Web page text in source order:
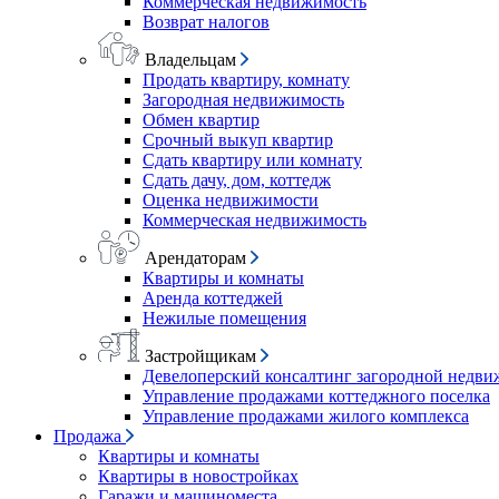
Возврат налогов
Владельцам
Продать квартиру, комнату
Загородная недвижимость
Обмен квартир
Срочный выкуп квартир
Сдать квартиру или комнату
Сдать дачу, дом, коттедж
Оценка недвижимости
Коммерческая недвижимость
Арендаторам
Квартиры и комнаты
Аренда коттеджей
Нежилые помещения
Застройщикам
Девелоперский консалтинг загородной
Управление продажами коттеджного поселка
Управление продажами жилого комплекса
Продажа
Квартиры и комнаты
Квартиры в новостройках